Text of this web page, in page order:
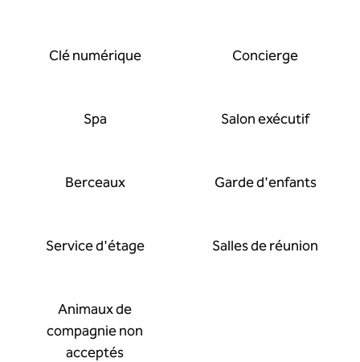
Clé numérique Concierge
Spa Salon exécutif
Berceaux Garde d'enfants
Service d'étage Salles de réunion
Animaux de
compagnie non
acceptés